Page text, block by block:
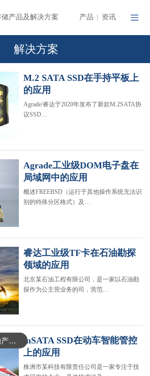
产品及解决方案 产品 资讯
解决方案
M.2 SATA SSD在手持平板上
的应用
Agrade/睿达于2020年发布了新款M.2SATA协
议SSD…
Agrade工业级DOM电子盘在
局域网中的应用
概述FREEBSD（运行于其他操作系统无法识
别的特殊分区格式）及…
睿达工业级TF卡在石油勘探
领域的应用
北京某石油工程有限公司，是一家以石油勘
探作为公主营业务的司，营范…
mSATA SSD在动车智能管控
上的应用
株洲市某科技有限责任公司是一家专注于技